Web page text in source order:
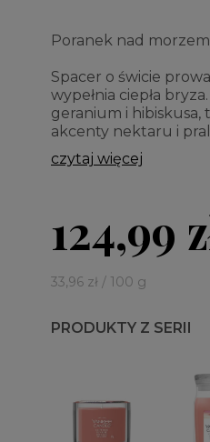
Poranek nad
Spacer o świcie
wypełnia ciepła
geranium i hibiskusa,
akcenty nektaru i
czytaj więcej
124,99
33,96 zł / 100 g
PRODUKTY Z SERII